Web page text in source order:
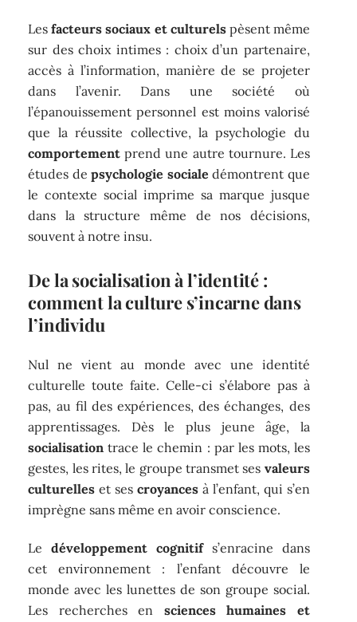
Lesfacteurs sociaux et culturelspèsent même
sur des choix intimes : choix d’un partenaire,
accès à l’information, manière de se projeter
dans l’avenir. Dans une société où
l’épanouissement personnel est moins valorisé
que la réussite collective, la psychologie du
comportement prend une autre tournure. Les
études depsychologie sociale démontrent que
le contexte social imprime sa marque jusque
dans la structure même de nos décisions,
souvent à notre insu.
De la socialisation à l’identité :
comment la culture s’incarne dans
l’individu
Nul ne vient au monde avec une identité
culturelle toute faite. Celle-ci s’élabore pas à
pas, au fil des expériences, des échanges, des
apprentissages. Dès le plus jeune âge, la
socialisation trace le chemin : par les mots, les
gestes, les rites, le groupe transmet ses valeurs
culturelles et sescroyances à l’enfant, qui s’en
imprègne sans même en avoir conscience.
Ledéveloppement cognitifs’enracine dans
cet environnement : l’enfant découvre le
monde avec les lunettes de son groupe social.
Les recherches en sciences humaines et